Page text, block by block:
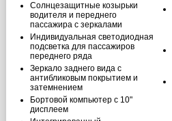
Солнцезащитные козырьки
водителя и переднего
пассажира с зеркалами
Индивидуальная светодиодная
подсветка для пассажиров
переднего ряда
Зеркало заднего вида с
антибликовым покрытием и
затемнением
Бортовой компьютер с 10"
дисплеем